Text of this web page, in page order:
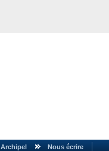
Archipel Nous écrire